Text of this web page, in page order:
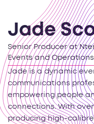
Jade
Senior Producer at
Events and
Jade is a dynamic
communications
empowering people
connections. With
producing high-